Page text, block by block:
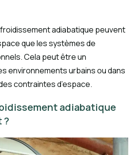
adiabatique peuvent
que les systèmes de
Cela peut être un
environnements urbains ou dans
contraintes d’espace.
adiabatique
?